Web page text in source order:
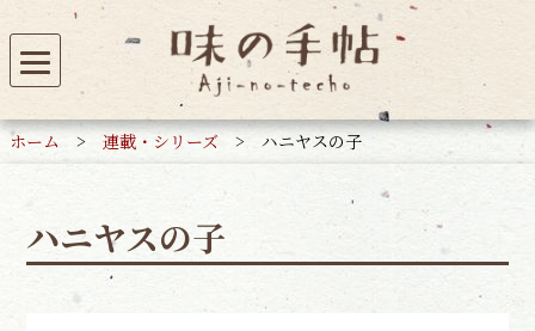
ホーム > 連載・シリーズ > ハニヤスの子
ハニヤスの子